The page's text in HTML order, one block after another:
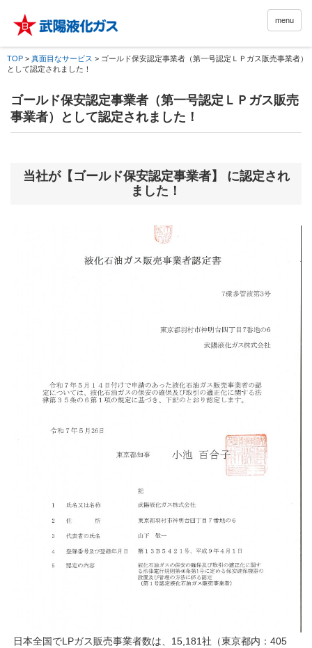
menu
TOP > 真面目なサービス > ゴールド保安認定事業者（第一号認定ＬＰガス販売事業者）
として認定されました！
ゴールド保安認定事業者（第一号認定ＬＰガス販売
事業者）として認定されました！
当社が【ゴールド保安認定事業者】 に認定され
ました！
日本全国でLPガス販売事業者数は、15,181社（東京都内：405